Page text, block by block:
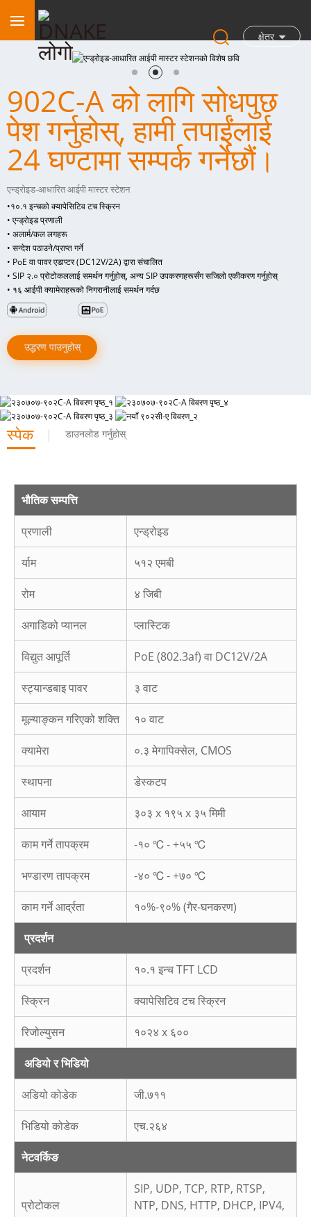
क्षेत्र
902C-A को लागि सोधपुछ
पेश गर्नुहोस्, हामी तपाईंलाई
24 घण्टामा सम्पर्क गर्नेछौं।
एन्ड्रोइड-आधारित आईपी मास्टर स्टेशन
•१०.१ इन्चको क्यापेसिटिव टच स्क्रिन
• एन्ड्रोइड प्रणाली
• अलार्म/कल लगहरू
• सन्देश पठाउने/प्राप्त गर्ने
• PoE वा पावर एडाप्टर (DC12V/2A) द्वारा संचालित
• SIP २.० प्रोटोकललाई समर्थन गर्नुहोस्, अन्य SIP उपकरणहरूसँग सजिलो एकीकरण गर्नुहोस्
• १६ आईपी क्यामेराहरूको निगरानीलाई समर्थन गर्दछ
उद्धरण पाउनुहोस्
स्पेक डाउनलोड गर्नुहोस्
भौतिक सम्पत्ति
प्रणाली एन्ड्रोइड
र्याम ५१२ एमबी
रोम ४ जिबी
अगाडिको प्यानल प्लास्टिक
विद्युत आपूर्ति PoE (802.3af) वा DC12V/2A
स्ट्यान्डबाइ पावर ३ वाट
मूल्याङ्कन गरिएको शक्ति १० वाट
क्यामेरा ०.३ मेगापिक्सेल, CMOS
स्थापना डेस्कटप
आयाम ३०३ x १९५ x ३५ मिमी
काम गर्ने तापक्रम -१० ℃ - +५५ ℃
भण्डारण तापक्रम -४० ℃ - +७० ℃
काम गर्ने आर्द्रता १०%-९०% (गैर-घनकरण)
प्रदर्शन
प्रदर्शन १०.१ इन्च TFT LCD
स्क्रिन क्यापेसिटिव टच स्क्रिन
रिजोल्युसन १०२४ x ६००
अडियो र भिडियो
अडियो कोडेक जी.७११
भिडियो कोडेक एच.२६४
नेटवर्किङ
प्रोटोकल
SIP, UDP, TCP, RTP, RTSP,
NTP, DNS, HTTP, DHCP, IPV4,